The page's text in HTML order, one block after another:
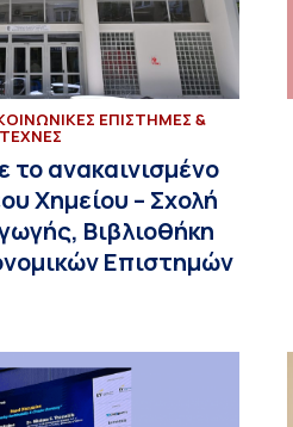
ΕΠΙΣΤΗΜΕΣ &
ΤΕΧΝΕΣ
το ανακαινισμένο
Χημείου – Σχολή
Βιβλιοθήκη
Επιστημών